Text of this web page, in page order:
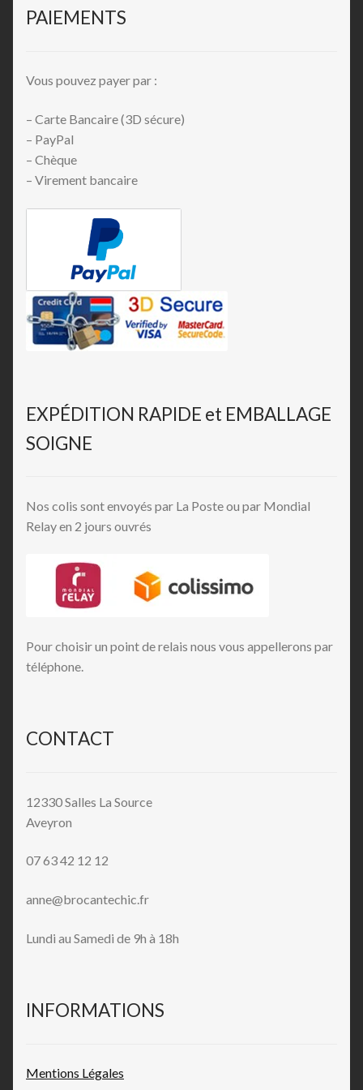
PAIEMENTS
Vous pouvez payer par :
– Carte Bancaire (3D sécure)
– PayPal
– Chèque
– Virement bancaire
EXPÉDITION RAPIDE et EMBALLAGE
SOIGNE
Nos colis sont envoyés par La Poste ou par Mondial
Relay en 2 jours ouvrés
Pour choisir un point de relais nous vous appellerons par
téléphone.
CONTACT
12330 Salles La Source
Aveyron
07 63 42 12 12
anne@brocantechic.fr
Lundi au Samedi de 9h à 18h
INFORMATIONS
Mentions Légales